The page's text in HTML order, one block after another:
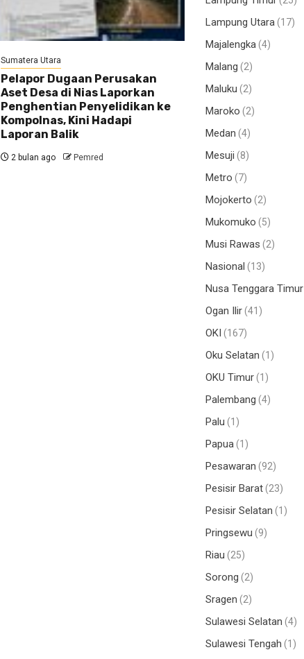
Sumatera Utara
Pelapor Dugaan Perusakan
Aset Desa di Nias Laporkan
Penghentian Penyelidikan ke
Kompolnas, Kini Hadapi
Laporan Balik
2 bulan ago Pemred
Lampung Utara(17)
Majalengka(4)
Malang (2)
Maluku (2)
Maroko (2)
Medan (4)
Mesuji (8)
Metro (7)
Mojokerto (2)
Mukomuko (5)
Musi Rawas (2)
Nasional (13)
Nusa Tenggara Timur
Ogan Ilir(41)
OKI (167)
Oku Selatan (1)
OKU Timur(1)
Palembang (4)
Palu (1)
Papua(1)
Pesawaran (92)
Pesisir Barat(23)
Pesisir Selatan (1)
Pringsewu (9)
Riau (25)
Sorong (2)
Sragen (2)
Sulawesi Selatan (4)
Sulawesi Tengah (1)